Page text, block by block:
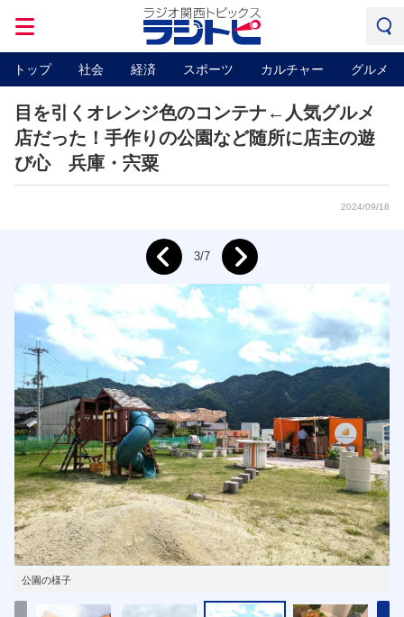
トップ 社会 経済 スポーツ カルチャー グルメ
目を引くオレンジ色のコンテナ←人気グルメ
店だった！手作りの公園など随所に店主の遊
び心 兵庫・宍粟
2024/09/18
公園の様子
Prev 3/7 Next